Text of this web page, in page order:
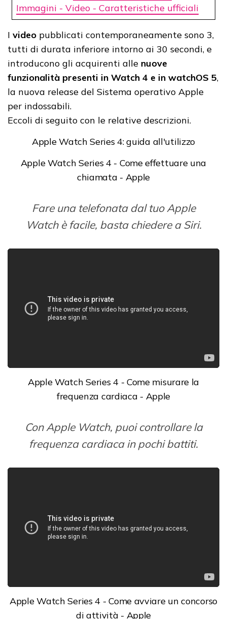
Immagini - Video - Caratteristiche ufficiali
I video pubblicati contemporaneamente sono 3,
tutti di durata inferiore intorno ai 30 secondi, e
introducono gli acquirenti alle nuove
funzionalità presenti in Watch 4 e in watchOS 5,
la nuova release del Sistema operativo Apple
per indossabili.
Eccoli di seguito con le relative descrizioni.
Apple Watch Series 4: guida all'utilizzo
Apple Watch Series 4 - Come effettuare una
chiamata - Apple
Fare una telefonata dal tuo Apple
Watch è facile, basta chiedere a Siri.
Apple Watch Series 4 - Come misurare la
frequenza cardiaca - Apple
Con Apple Watch, puoi controllare la
frequenza cardiaca in pochi battiti.
Apple Watch Series 4 - Come avviare un concorso
di attività - Apple